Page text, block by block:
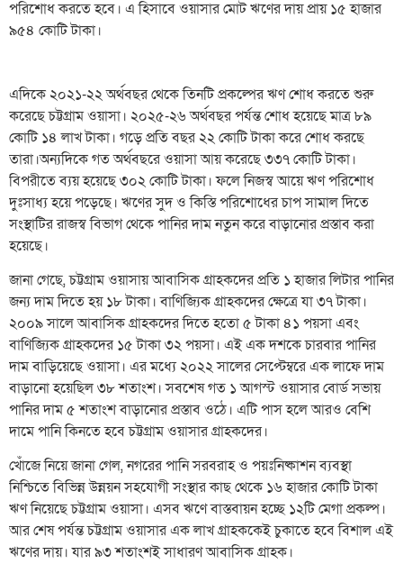
পরিশোধ করতে হবে। এ হিসাবে ওয়াসার মোট ঋণের দায় প্রায় ১৫ হাজার
৯৫৪ কোটি টাকা।
এদিকে ২০২১-২২ অর্থবছর থেকে তিনটি প্রকল্পের ঋণ শোধ করতে শুরু
করেছে চট্টগ্রাম ওয়াসা। ২০২৫-২৬ অর্থবছর পর্যন্ত শোধ হয়েছে মাত্র ৮৯
কোটি ১৪ লাখ টাকা। গড়ে প্রতি বছর ২২ কোটি টাকা করে শোধ করছে
তারা।অন্যদিকে গত অর্থবছরে ওয়াসা আয় করেছে ৩৩৭ কোটি টাকা।
বিপরীতে ব্যয় হয়েছে ৩০২ কোটি টাকা। ফলে নিজস্ব আয়ে ঋণ পরিশোধ
দুঃসাধ্য হয়ে পড়েছে। ঋণের সুদ ও কিস্তি পরিশোধের চাপ সামাল দিতে
সংস্থাটির রাজস্ব বিভাগ থেকে পানির দাম নতুন করে বাড়ানোর প্রস্তাব করা
হয়েছে।
জানা গেছে, চট্টগ্রাম ওয়াসায় আবাসিক গ্রাহকদের প্রতি ১ হাজার লিটার পানির
জন্য দাম দিতে হয় ১৮ টাকা। বাণিজ্যিক গ্রাহকদের ক্ষেত্রে যা ৩৭ টাকা।
২০০৯ সালে আবাসিক গ্রাহকদের দিতে হতো ৫ টাকা ৪১ পয়সা এবং
বাণিজ্যিক গ্রাহকদের ১৫ টাকা ৩২ পয়সা। এই এক দশকে চারবার পানির
দাম বাড়িয়েছে ওয়াসা। এর মধ্যে ২০২২ সালের সেপ্টেম্বরে এক লাফে দাম
বাড়ানো হয়েছিল ৩৮ শতাংশ। সবশেষ গত ১ আগস্ট ওয়াসার বোর্ড সভায়
পানির দাম ৫ শতাংশ বাড়ানোর প্রস্তাব ওঠে। এটি পাস হলে আরও বেশি
দামে পানি কিনতে হবে চট্টগ্রাম ওয়াসার গ্রাহকদের।
খোঁজে নিয়ে জানা গেল, নগরের পানি সরবরাহ ও পয়ঃনিষ্কাশন ব্যবস্থা
নিশ্চিতে বিভিন্ন উন্নয়ন সহযোগী সংস্থার কাছ থেকে ১৬ হাজার কোটি টাকা
ঋণ নিয়েছে চট্টগ্রাম ওয়াসা। এসব ঋণে বাস্তবায়ন হচ্ছে ১২টি মেগা প্রকল্প।
আর শেষ পর্যন্ত চট্টগ্রাম ওয়াসার এক লাখ গ্রাহককেই চুকাতে হবে বিশাল এই
ঋণের দায়। যার ৯৩ শতাংশই সাধারণ আবাসিক গ্রাহক।